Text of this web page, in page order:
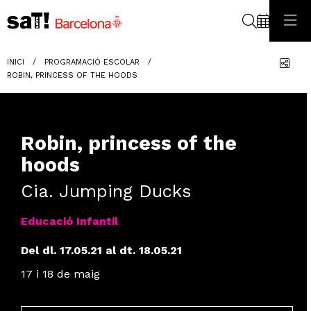
INICI
PROGRAMACIÓ ESCOLAR
ROBIN, PRINCESS OF THE HOODS
Robin, princess of the
hoods
Cia. Jumping Ducks
Educació Infantil
Del dl. 17.05.21 al dt. 18.05.21
17 i 18 de maig